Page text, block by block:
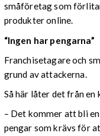
småföretag som
produkter online.
“Ingen har pengarna”
Franchisetagare och
grund av attackerna.
Så här låter det från en
– Det kommer att bli
pengar som krävs för